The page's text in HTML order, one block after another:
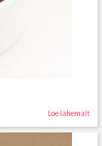
Loe lähemalt